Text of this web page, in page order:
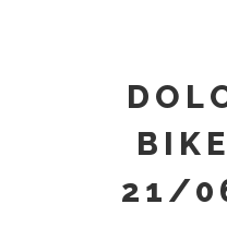
21/